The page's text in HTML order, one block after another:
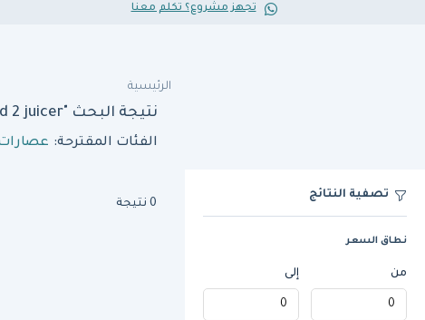
تجهز مشروع؟ تكلم معنا
الرئيسية
نتيجة البحث "cunill acid 2 juicer"
الفئات المقترحة: عصارات
تصفية النتائج
نطاق السعر
من إلى
0 نتيجة